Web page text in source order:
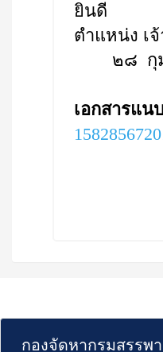
ยินดี
ตำแหน่ง เ
๒๘ กุม
เอกสารแน
กองจัดหากรมสรรพ